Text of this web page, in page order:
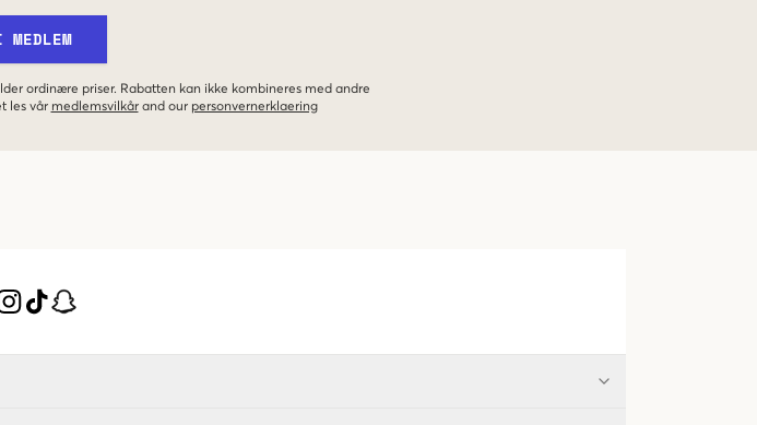
ordinære priser. Rabatten kan ikke kombineres med andre
les vår medlemsvilkår and our personvernerklaering